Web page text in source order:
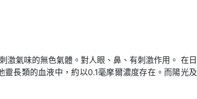
氣味的無色氣體。對人眼、鼻、有刺激作用。 在日
長類的血液中，約以0.1毫摩爾濃度存在。而陽光及